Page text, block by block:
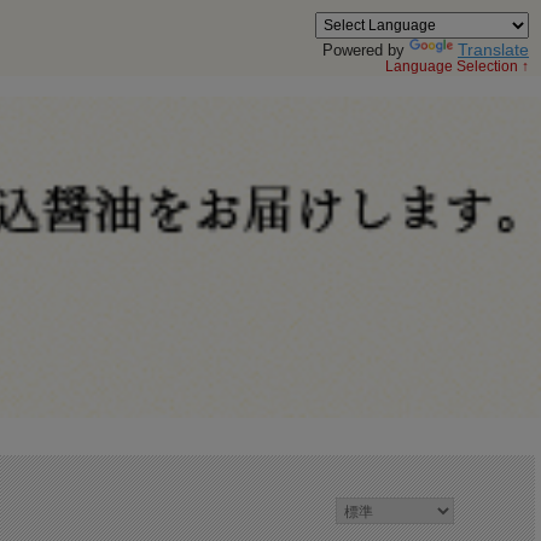
Powered by Translate
Language Selection ↑